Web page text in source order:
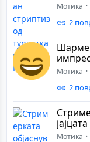
Мотика
2
Мотика
2
Мотика